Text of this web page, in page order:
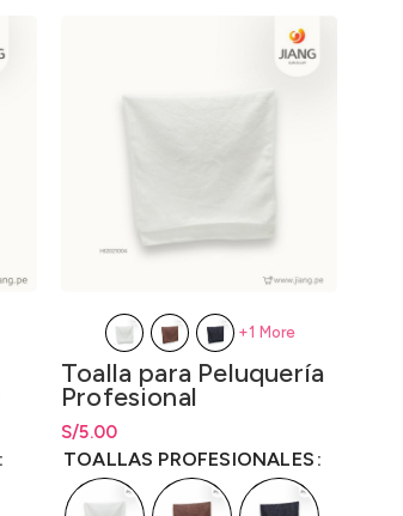
Toalla para Peluquería
Profesional
S/5.00
Rango de precios: desde
hasta S/5.00
TOALLAS PROFESIONALES
+1 More